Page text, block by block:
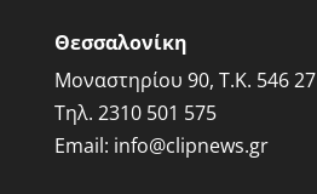
Θεσσαλονίκη
Μοναστηρίου 90, Τ.Κ. 546 27
Τηλ. 2310 501 575
Email: info@clipnews.gr